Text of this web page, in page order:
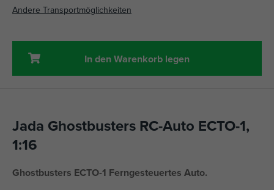
Andere Transportmöglichkeiten
In den Warenkorb legen
Jada Ghostbusters RC-Auto ECTO-1,
1:16
Ghostbusters ECTO-1 Ferngesteuertes Auto.